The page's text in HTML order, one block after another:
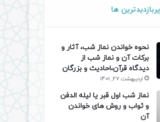
پربازدیدترین ها
نحوه خواندن نماز شب، آثار و
برکات آن و نماز شب از
دیدگاه قرآن،احادیث و بزرگان
اردیبهشت 27, 1401
نماز شب اول قبر یا لیله الدفن
و ثواب و روش های خواندن
آن